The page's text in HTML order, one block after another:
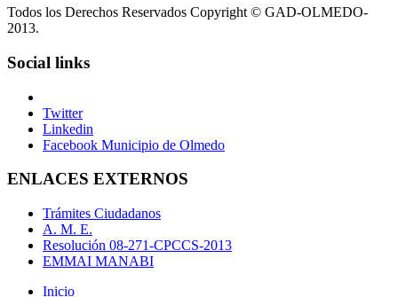
Todos los Derechos Reservados Copyright © GAD-OLMEDO-
2013.
Social links
Twitter
Linkedin
Facebook Municipio de Olmedo
ENLACES EXTERNOS
Trámites Ciudadanos
A. M. E.
Resolución 08-271-CPCCS-2013
EMMAI MANABI
Inicio